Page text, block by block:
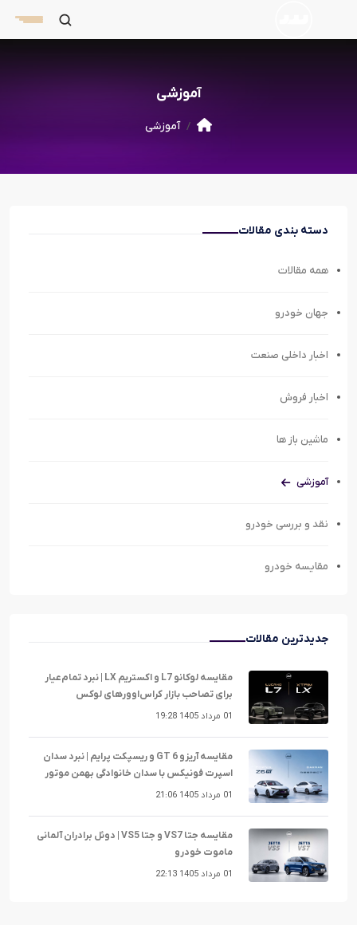
آموزشی
آموزشی
دسته بندی مقالات
همه مقالات
جهان خودرو
اخبار داخلی صنعت
اخبار فروش
ماشین باز ها
آموزشی
نقد و بررسی خودرو
مقایسه خودرو
جدیدترین مقالات
مقایسه لوکانو L7 و اکستریم LX | نبرد تمام‌عیار
برای تصاحب بازار کراس‌اوورهای لوکس
01 مرداد 1405 19:28
مقایسه آریزو 6 GT و ریسپکت پرایم | نبرد سدان
اسپرت فونیکس با سدان خانوادگی بهمن موتور
01 مرداد 1405 21:06
مقایسه جتا VS7 و جتا VS5 | دوئل برادران آلمانی
ماموت خودرو
01 مرداد 1405 22:13